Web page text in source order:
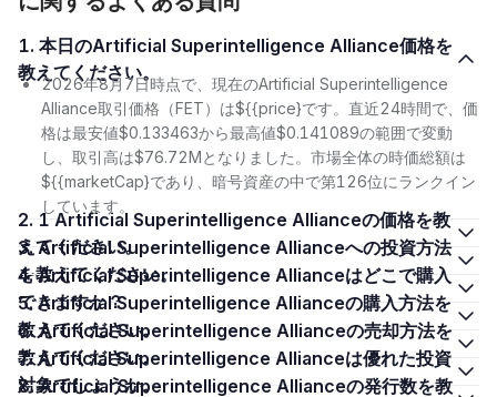
1. 本日のArtificial Superintelligence Alliance価格を
教えてください。
2026年8月7日時点で、現在のArtificial Superintelligence
Alliance取引価格（FET）は${{price}です。直近24時間で、価
格は最安値$0.133463から最高値$0.141089の範囲で変動
し、取引高は$76.72Mとなりました。市場全体の時価総額は
${{marketCap}であり、暗号資産の中で第126位にランクイン
しています。
2. 1 Artificial Superintelligence Allianceの価格を教
えてください。
3. Artificial Superintelligence Allianceへの投資方法
を教えてください。
4. Artificial Superintelligence Allianceはどこで購入
できますか？
5. Artificial Superintelligence Allianceの購入方法を
教えてください。
6. Artificial Superintelligence Allianceの売却方法を
教えてください。
7. Artificial Superintelligence Allianceは優れた投資
対象でしょうか。
8. Artificial Superintelligence Allianceの発行数を教